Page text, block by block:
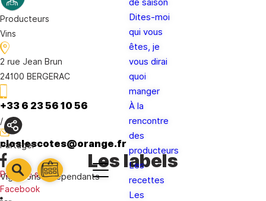
barre
barre
barre
de saison
Dites-moi
qui vous
êtes, je
vous dirai
quoi
manger
À la
rencontre
des
producteurs
Les
recettes
Les
Producteurs
Vins
2 rue Jean Brun
24100 BERGERAC
+33 6 23 56 10 56
/
closlescotes@orange.fr
Les labels
Vignerons Indépendants
Partager
Partage sur
Facebook